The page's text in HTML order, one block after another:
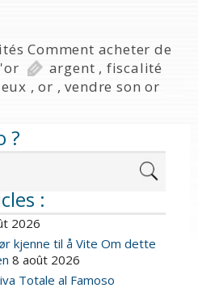
Comment acheter de
argent , fiscalité
,or ,vendre son or
?
:
2026
kjenne til å Vite Om dette
8 août 2026
Totale al Famoso